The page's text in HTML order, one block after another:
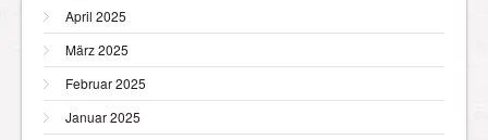
April 2025
März 2025
Februar 2025
Januar 2025